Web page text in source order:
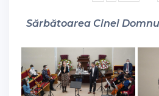
Sărbătoarea Cinei